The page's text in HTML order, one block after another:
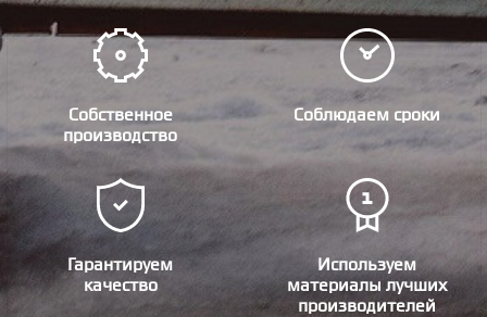
Собственное
производство
Соблюдаем сроки
Гарантируем
качество
Используем
материалы лучших
производителей